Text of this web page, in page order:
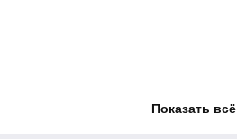
Показать всё